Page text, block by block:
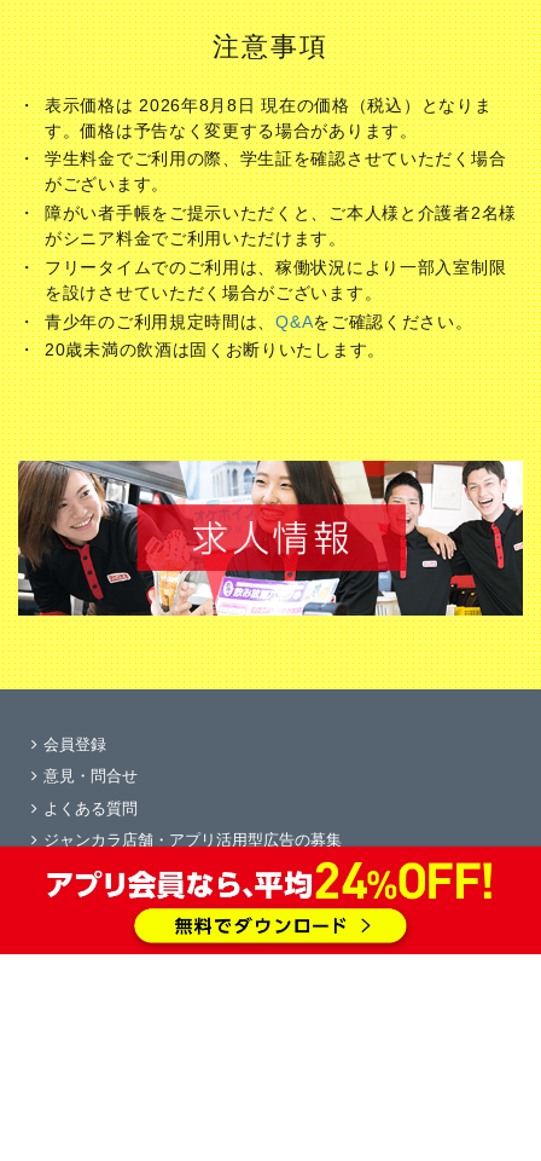
注意事項
表示価格は 2026年8月8日 現在の価格（税込）となりま
す。価格は予告なく変更する場合があります。
学生料金でご利用の際、学生証を確認させていただく場合
がございます。
障がい者手帳をご提示いただくと、ご本人様と介護者2名様
がシニア料金でご利用いただけます。
フリータイムでのご利用は、稼働状況により一部入室制限
を設けさせていただく場合がございます。
青少年のご利用規定時間は、Q&Aをご確認ください。
20歳未満の飲酒は固くお断りいたします。
会員登録
意見・問合せ
よくある質問
ジャンカラ店舗・アプリ活用型広告の募集
学園祭協賛
求人情報